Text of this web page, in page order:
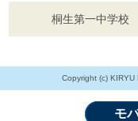
桐生第一中学校
Copyright (c) KIRYU
モ